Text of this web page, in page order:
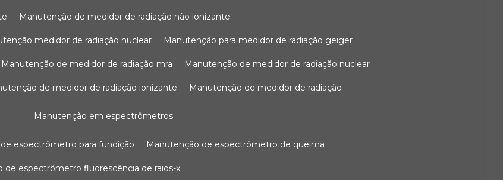
manutenção de medidor de radiação não ionizante
medidor de radiação nuclear manutenção para medidor de radiação geiger
manutenção de medidor de radiação mra manutenção de medidor de radiação nuclear
de medidor de radiação ionizante manutenção de medidor de radiação
manutenção em espectrômetros
de espectrômetro para fundição manutenção de espectrômetro de queima
de espectrômetro fluorescência de raios-x